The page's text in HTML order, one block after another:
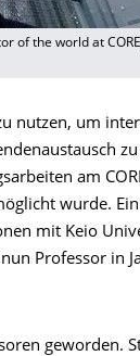
of the world at
nutzen, um
zu
am
wurde.
mit Keio
Professor in
geworden.